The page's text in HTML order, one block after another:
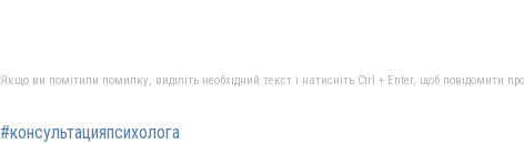
Якщо ви помітили помилку, виділіть необхідний текст і натисніть Ctrl + Enter, щоб повідомити
#консультацияпсихолога